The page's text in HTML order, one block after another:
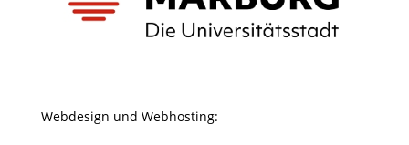
Webdesign und Webhosting: